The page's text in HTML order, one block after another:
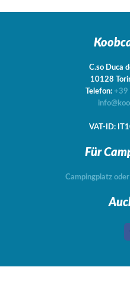
C.so Duca
10128
Telefon: +39
VAT-ID:
Für
Campingplatz